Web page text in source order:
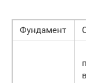
Фундамент